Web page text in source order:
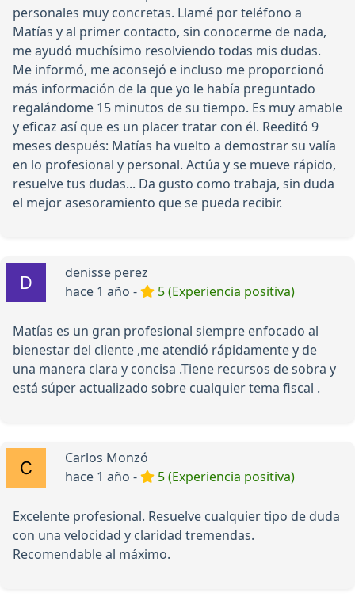
personales muy concretas. Llamé por teléfono a
Matías y al primer contacto, sin conocerme de nada,
me ayudó muchísimo resolviendo todas mis dudas.
Me informó, me aconsejó e incluso me proporcionó
más información de la que yo le había preguntado
regalándome 15 minutos de su tiempo. Es muy amable
y eficaz así que es un placer tratar con él. Reeditó 9
meses después: Matías ha vuelto a demostrar su valía
en lo profesional y personal. Actúa y se mueve rápido,
resuelve tus dudas... Da gusto como trabaja, sin duda
el mejor asesoramiento que se pueda recibir.
denisse perez
hace 1 año -
5 (Experiencia positiva)
Matías es un gran profesional siempre enfocado al
bienestar del cliente ,me atendió rápidamente y de
una manera clara y concisa .Tiene recursos de sobra y
está súper actualizado sobre cualquier tema fiscal .
Carlos Monzó
hace 1 año -
5 (Experiencia positiva)
Excelente profesional. Resuelve cualquier tipo de duda
con una velocidad y claridad tremendas.
Recomendable al máximo.